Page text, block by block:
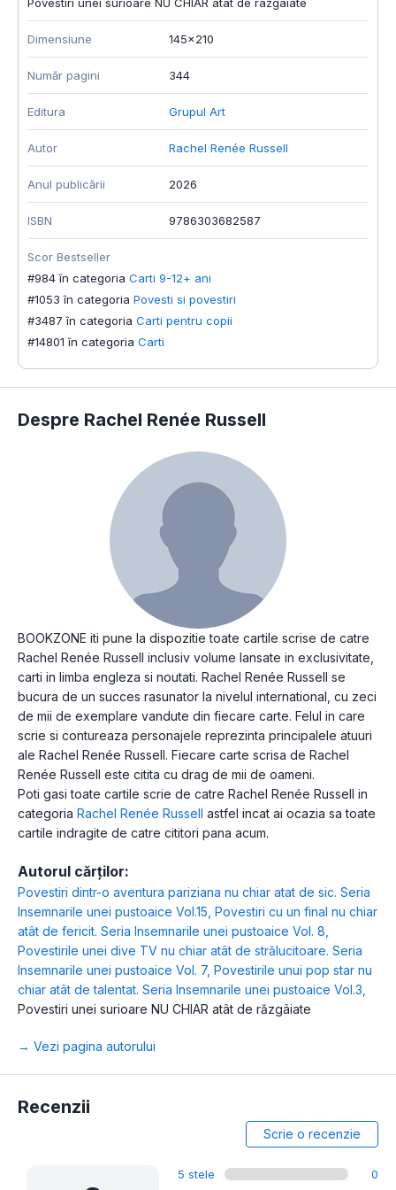
Dimensiune 145x210
Număr pagini 344
Editura Grupul Art
Autor Rachel Renée Russell
Anul publicării 2026
ISBN 9786303682587
Scor Bestseller
#984 în categoria Carti 9-12+ ani
#1053 în categoria Povesti si povestiri
#3487 în categoria Carti pentru copii
#14801 în categoria Carti
Despre Rachel Renée Russell
BOOKZONE iti pune la dispozitie toate cartile scrise de catre
Rachel Renée Russell inclusiv volume lansate in exclusivitate,
carti in limba engleza si noutati. Rachel Renée Russell se
bucura de un succes rasunator la nivelul international, cu zeci
de mii de exemplare vandute din fiecare carte. Felul in care
scrie si contureaza personajele reprezinta principalele atuuri
ale Rachel Renée Russell. Fiecare carte scrisa de Rachel
Renée Russell este citita cu drag de mii de oameni.
Poti gasi toate cartile scrie de catre Rachel Renée Russell in
categoria Rachel Renée Russell astfel incat ai ocazia sa toate
cartile indragite de catre cititori pana acum.
Autorul cărților:
Povestiri dintr-o aventura pariziana nu chiar atat de sic. Seria
Insemnarile unei pustoaice Vol.15 Povestiri cu un final nu chiar
atât de fericit. Seria Insemnarile unei pustoaice Vol. 8
Povestirile unei dive TV nu chiar atât de strălucitoare. Seria
Insemnarile unei pustoaice Vol. 7, Povestirile unui pop star nu
chiar atât de talentat. Seria Insemnarile unei pustoaice Vol.3
Povestiri unei surioare NU CHIAR atât de răzgâiate
→ Vezi pagina autorului
Recenzii
Scrie o recenzie
5 stele
0